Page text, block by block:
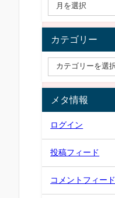
カテゴリー
メタ情報
ログイン
投稿フィード
コメントフィード